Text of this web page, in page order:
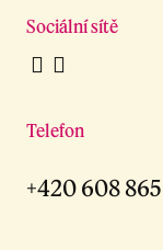
Sociální sítě
Telefon
+420 608